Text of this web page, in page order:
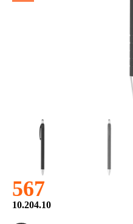
567
10.204.10